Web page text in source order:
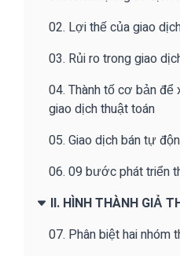
02. Lợi thế của giao
03. Rủi ro trong giao
04. Thành tố cơ bản để
giao dịch thuật toán
05. Giao dịch bán tự
06. 09 bước phát triển
II. HÌNH THÀNH GIẢ
07. Phân biệt hai nhóm